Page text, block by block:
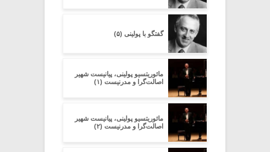
گفتگو با پولینی (۵)
مائوریتسیو پولینی، پیانیست شهیر
اصالت‌گرا و مدرنیست (۱)
مائوریتسیو پولینی، پیانیست شهیر
اصالت‌گرا و مدرنیست (۲)